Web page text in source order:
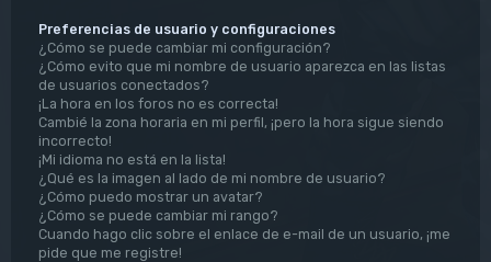
Preferencias de usuario y configuraciones
¿Cómo se puede cambiar mi configuración?
¿Cómo evito que mi nombre de usuario aparezca en las listas
de usuarios conectados?
¡La hora en los foros no es correcta!
Cambié la zona horaria en mi perfil, ¡pero la hora sigue siendo
incorrecto!
¡Mi idioma no está en la lista!
¿Qué es la imagen al lado de mi nombre de usuario?
¿Cómo puedo mostrar un avatar?
¿Cómo se puede cambiar mi rango?
Cuando hago clic sobre el enlace de e-mail de un usuario, ¡me
pide que me registre!